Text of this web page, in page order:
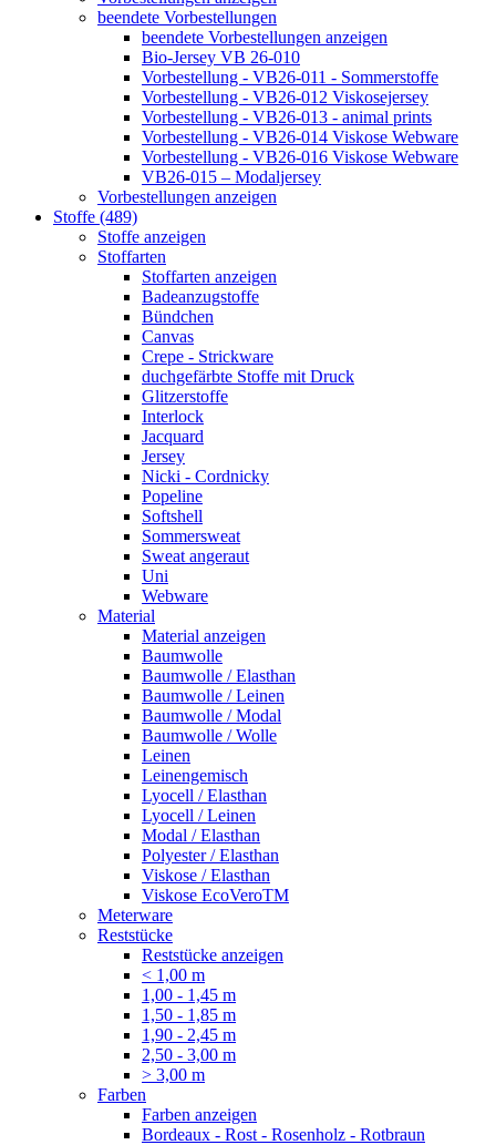
beendete Vorbestellungen
beendete Vorbestellungen anzeigen
Bio-Jersey VB 26-010
Vorbestellung - VB26-011 - Sommerstoffe
Vorbestellung - VB26-012 Viskosejersey
Vorbestellung - VB26-013 - animal prints
Vorbestellung - VB26-014 Viskose Webware
Vorbestellung - VB26-016 Viskose Webware
VB26-015 – Modaljersey
Vorbestellungen anzeigen
Stoffe (489)
Stoffe anzeigen
Stoffarten
Stoffarten anzeigen
Badeanzugstoffe
Bündchen
Canvas
Crepe - Strickware
duchgefärbte Stoffe mit Druck
Glitzerstoffe
Interlock
Jacquard
Jersey
Nicki - Cordnicky
Popeline
Softshell
Sommersweat
Sweat angeraut
Uni
Webware
Material
Material anzeigen
Baumwolle
Baumwolle / Elasthan
Baumwolle / Leinen
Baumwolle / Modal
Baumwolle / Wolle
Leinen
Leinengemisch
Lyocell / Elasthan
Lyocell / Leinen
Modal / Elasthan
Polyester / Elasthan
Viskose / Elasthan
Viskose EcoVeroTM
Meterware
Reststücke
Reststücke anzeigen
< 1,00 m
1,00 - 1,45 m
1,50 - 1,85 m
1,90 - 2,45 m
2,50 - 3,00 m
> 3,00 m
Farben
Farben anzeigen
Bordeaux - Rost - Rosenholz - Rotbraun